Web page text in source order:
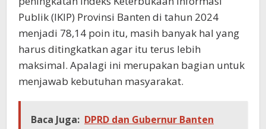
Publik (IKIP) Provinsi Banten di tahun 2024
menjadi 78,14 poin itu, masih banyak hal yang
harus ditingkatkan agar itu terus lebih
maksimal. Apalagi ini merupakan bagian untuk
menjawab kebutuhan masyarakat.
Baca Juga: DPRD dan Gubernur Banten